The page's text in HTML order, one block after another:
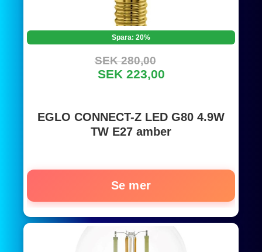
Spara: 20%
SEK 280,00
SEK 223,00
EGLO CONNECT-Z LED G80 4.9W
TW E27 amber
Se mer